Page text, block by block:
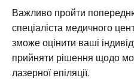
Важливо пройти
спеціаліста медичного
зможе оцінити ваші
прийняти рішення щодо
лазерної епіляції.